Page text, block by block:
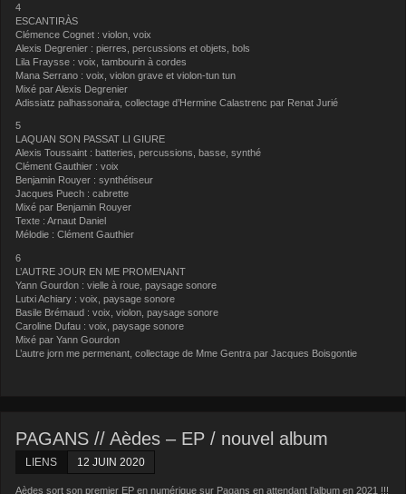
4
ESCANTIRÀS
Clémence Cognet : violon, voix
Alexis Degrenier : pierres, percussions et objets, bols
Lila Fraysse : voix, tambourin à cordes
Mana Serrano : voix, violon grave et violon-tun tun
Mixé par Alexis Degrenier
Adissiatz palhassonaira, collectage d’Hermine Calastrenc par Renat Jurié
5
LAQUAN SON PASSAT LI GIURE
Alexis Toussaint : batteries, percussions, basse, synthé
Clément Gauthier : voix
Benjamin Rouyer : synthétiseur
Jacques Puech : cabrette
Mixé par Benjamin Rouyer
Texte : Arnaut Daniel
Mélodie : Clément Gauthier
6
L’AUTRE JOUR EN ME PROMENANT
Yann Gourdon : vielle à roue, paysage sonore
Lutxi Achiary : voix, paysage sonore
Basile Brémaud : voix, violon, paysage sonore
Caroline Dufau : voix, paysage sonore
Mixé par Yann Gourdon
L’autre jorn me permenant, collectage de Mme Gentra par Jacques Boisgontie
PAGANS // Aèdes – EP / nouvel album
LIENS 12 JUIN 2020
Aèdes sort son premier EP en numérique sur Pagans en attendant l’album en 2021 !!!